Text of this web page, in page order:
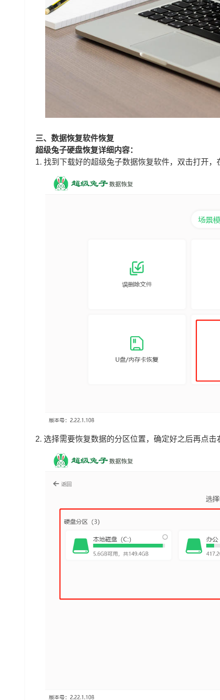
三、数据恢复软件恢复
超级兔子硬盘恢复详细内容：
1. 找到下载好的超级兔子数据恢复软件，双击打开，
2. 选择需要恢复数据的分区位置，确定好之后再点击